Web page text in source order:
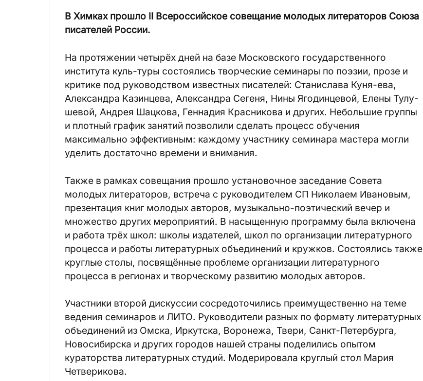
В Химках прошло II Всероссийское совещание молодых литераторов Союза
писателей России.
На протяжении четырёх дней на базе Московского государственного
института куль-туры состоялись творческие семинары по поэзии, прозе и
критике под руководством известных писателей: Станислава Куня-ева,
Александра Казинцева, Александра Сегеня, Нины Ягодинцевой, Елены Тулу-
шевой, Андрея Шацкова, Геннадия Красникова и других. Небольшие группы
и плотный график занятий позволили сделать процесс обучения
максимально эффективным: каждому участнику семинара мастера могли
уделить достаточно времени и внимания.
Также в рамках совещания прошло установочное заседание Совета
молодых литераторов, встреча с руководителем СП Николаем Ивановым,
презентация книг молодых авторов, музыкально-поэтический вечер и
множество других мероприятий. В насыщенную программу была включена
и работа трёх школ: школы издателей, школ по организации литературного
процесса и работы литературных объединений и кружков. Состоялись также
круглые столы, посвящённые проблеме организации литературного
процесса в регионах и творческому развитию молодых авторов.
Участники второй дискуссии сосредоточились преимущественно на теме
ведения семинаров и ЛИТО. Руководители разных по формату литературных
объединений из Омска, Иркутска, Воронежа, Твери, Санкт-Петербурга,
Новосибирска и других городов нашей страны поделились опытом
кураторства литературных студий. Модерировала круглый стол Мария
Четверикова.